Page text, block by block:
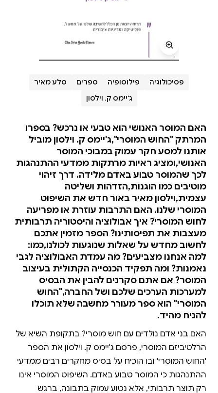
פסיכולוגיה פילוסופיה ספרים
סלע מאיר
ג'יימס ק. וילסון
האם המוסר האנושי הוא טבעי או נרכש? בספרו
המרתק "החוש המוסרי",ג'יימס ק. וילסון מוביל
אותנו למסע חקר עמוק במבוכי המוסר
האנושי,ומציג ראיות מרתקות ממדעי ההתנהגות
לכך שהמוסר טבוע באדם מלידה. דרך זיהוי
מוטיבים כמו הוגנות,הזדהות ושליטה
עצמית,וילסון מאיר באור חדש את השיפוט
המוסרי שלנו. האם התרבות עוזרת או מפריעה
לחוש המוסרי? איך אבולוציה והיסטוריה תרבותית
מעצבות את תפיסותינו? הספר מזמין אתכם
לחשוב מחדש על שאלות שנוגעות לכולנו,כמו:
למה אנחנו מצביעים? מה עמדת האבולוציה לגבי
נאמנות? ומה תפקיד הכנסייה הקתולית בעיצוב
המוסר? אם אתם סקרנים להבין את הבסיס
למערכות הערכים שלכם ושל החברה,"החוש
המוסרי" הוא ספר מעורר מחשבה שלא תוכלו
להניח מהיד.
האם בני אדם נולדים עם חוש מוסרי? בתקופת השיא של
הרלטיביזם המוסרי, פרסם ג'יימס ק. וילסון את הספר
'החוש המוסרי' ובו הוכיח על בסיס מחקרים רבים ממדעי
ההתנהגות כי המוסר טבוע באדם. השיפוט המוסרי אינו
רק תוצר תרבותי, אלא נטוע עמוק בתבונה, ברגש